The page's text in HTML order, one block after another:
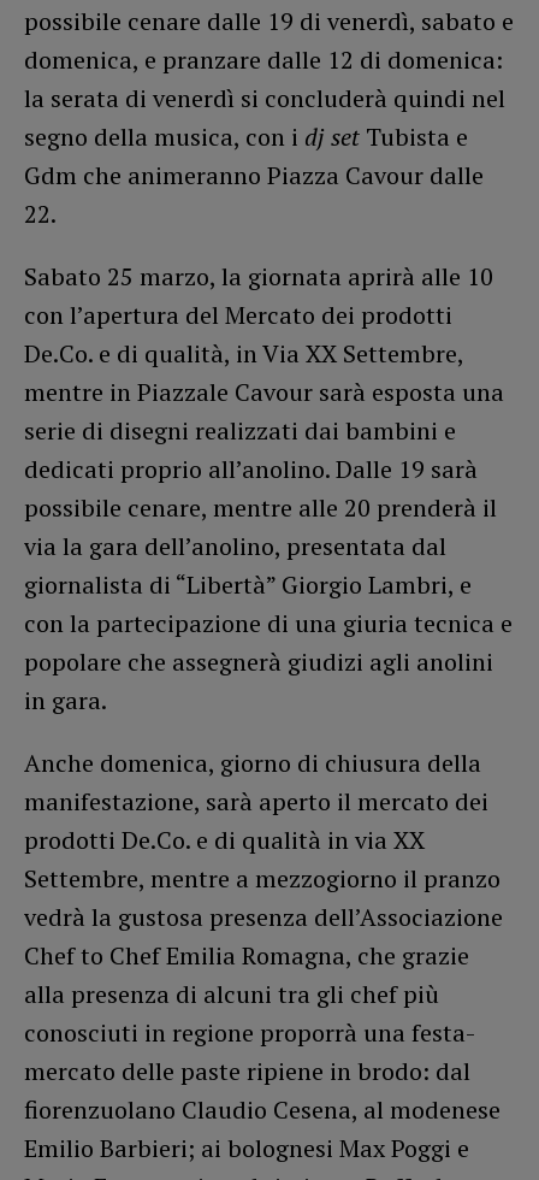
possibile cenare dalle 19 di venerdì, sabato e
domenica, e pranzare dalle 12 di domenica:
la serata di venerdì si concluderà quindi nel
segno della musica, con i dj set Tubista e
Gdm che animeranno Piazza Cavour dalle
22.
Sabato 25 marzo, la giornata aprirà alle 10
con l’apertura del Mercato dei prodotti
De.Co. e di qualità, in Via XX Settembre,
mentre in Piazzale Cavour sarà esposta una
serie di disegni realizzati dai bambini e
dedicati proprio all’anolino. Dalle 19 sarà
possibile cenare, mentre alle 20 prenderà il
via la gara dell’anolino, presentata dal
giornalista di “Libertà” Giorgio Lambri, e
con la partecipazione di una giuria tecnica e
popolare che assegnerà giudizi agli anolini
in gara.
Anche domenica, giorno di chiusura della
manifestazione, sarà aperto il mercato dei
prodotti De.Co. e di qualità in via XX
Settembre, mentre a mezzogiorno il pranzo
vedrà la gustosa presenza dell’Associazione
Chef to Chef Emilia Romagna, che grazie
alla presenza di alcuni tra gli chef più
conosciuti in regione proporrà una festa-
mercato delle paste ripiene in brodo: dal
fiorenzuolano Claudio Cesena, al modenese
Emilio Barbieri; ai bolognesi Max Poggi e